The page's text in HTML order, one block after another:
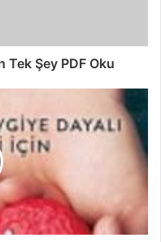
Tek Şey PDF Oku